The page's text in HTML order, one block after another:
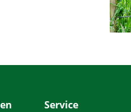
Service